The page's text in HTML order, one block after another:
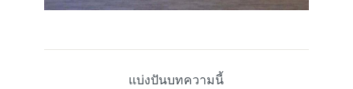
แบ่งปันบทความนี้